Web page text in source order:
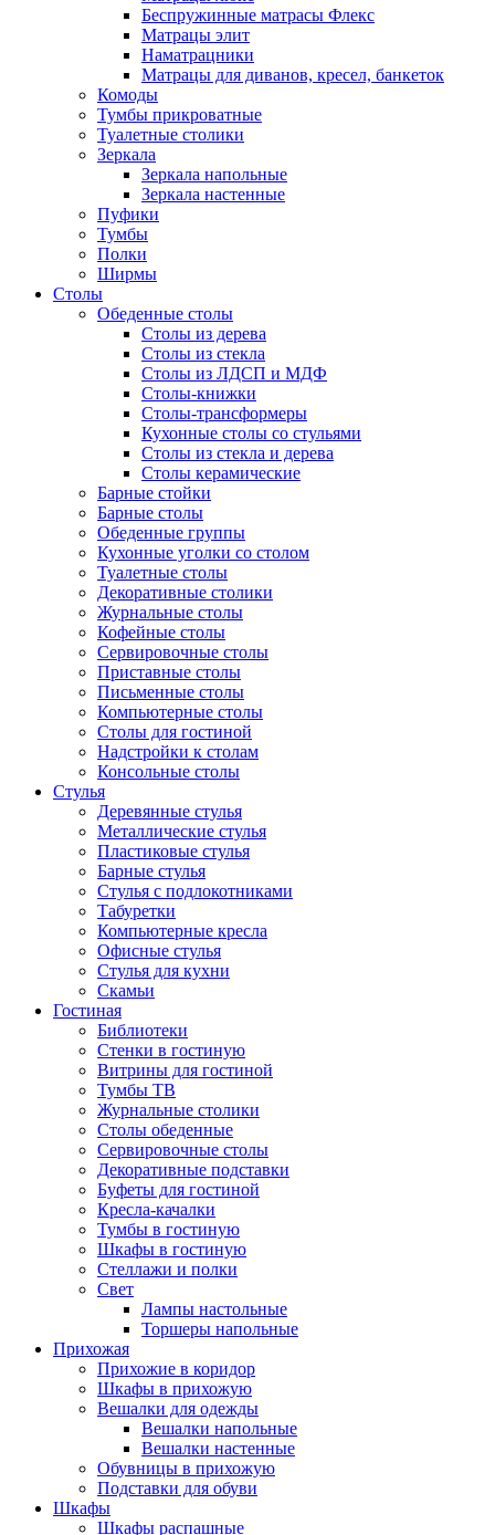
Беспружинные матрасы Флекс
Матрацы элит
Наматрацники
Матрацы для диванов, кресел, банкеток
Комоды
Тумбы прикроватные
Туалетные столики
Зеркала
Зеркала напольные
Зеркала настенные
Пуфики
Тумбы
Полки
Ширмы
Столы
Обеденные столы
Столы из дерева
Столы из стекла
Столы из ЛДСП и МДФ
Столы-книжки
Столы-трансформеры
Кухонные столы со стульями
Столы из стекла и дерева
Столы керамические
Барные стойки
Барные столы
Обеденные группы
Кухонные уголки со столом
Туалетные столы
Декоративные столики
Журнальные столы
Кофейные столы
Сервировочные столы
Приставные столы
Письменные столы
Компьютерные столы
Столы для гостиной
Надстройки к столам
Консольные столы
Стулья
Деревянные стулья
Металлические стулья
Пластиковые стулья
Барные стулья
Стулья с подлокотниками
Табуретки
Компьютерные кресла
Офисные стулья
Стулья для кухни
Скамьи
Гостиная
Библиотеки
Стенки в гостиную
Витрины для гостиной
Тумбы ТВ
Журнальные столики
Столы обеденные
Сервировочные столы
Декоративные подставки
Буфеты для гостиной
Кресла-качалки
Тумбы в гостиную
Шкафы в гостиную
Стеллажи и полки
Свет
Лампы настольные
Торшеры напольные
Прихожая
Прихожие в коридор
Шкафы в прихожую
Вешалки для одежды
Вешалки напольные
Вешалки настенные
Обувницы в прихожую
Подставки для обуви
Шкафы
Шкафы распашные